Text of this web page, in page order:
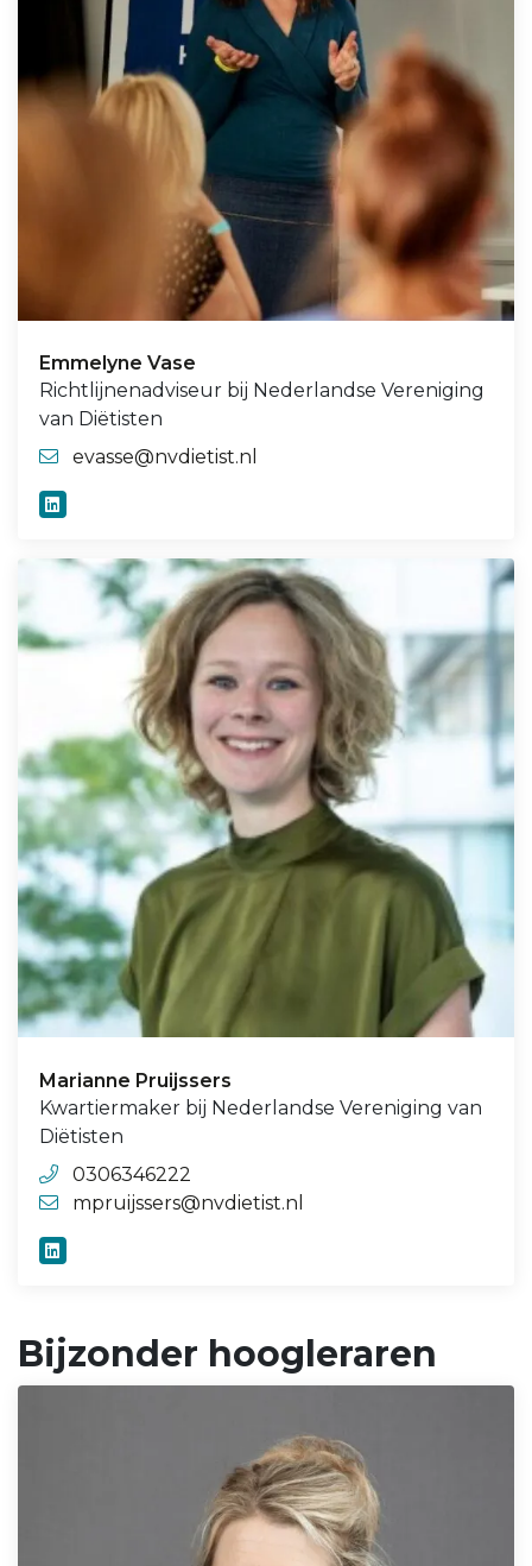
Emmelyne Vase
Richtlijnenadviseur bij Nederlandse Vereniging
van Diëtisten
evasse@nvdietist.nl
Marianne Pruijssers
Kwartiermaker bij Nederlandse Vereniging van
Diëtisten
0306346222
mpruijssers@nvdietist.nl
Bijzonder hoogleraren